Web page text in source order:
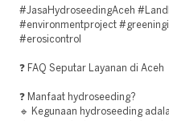
#JasaHydroseedingAceh
#environmentproject
#erosicontrol
❓ FAQ Seputar Layanan di Aceh
❓ Manfaat hydroseeding?
🔹 Kegunaan hydroseeding